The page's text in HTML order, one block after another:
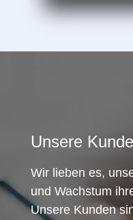
Unsere
Wir lieben es,
und Wachstum
Unsere Kunden